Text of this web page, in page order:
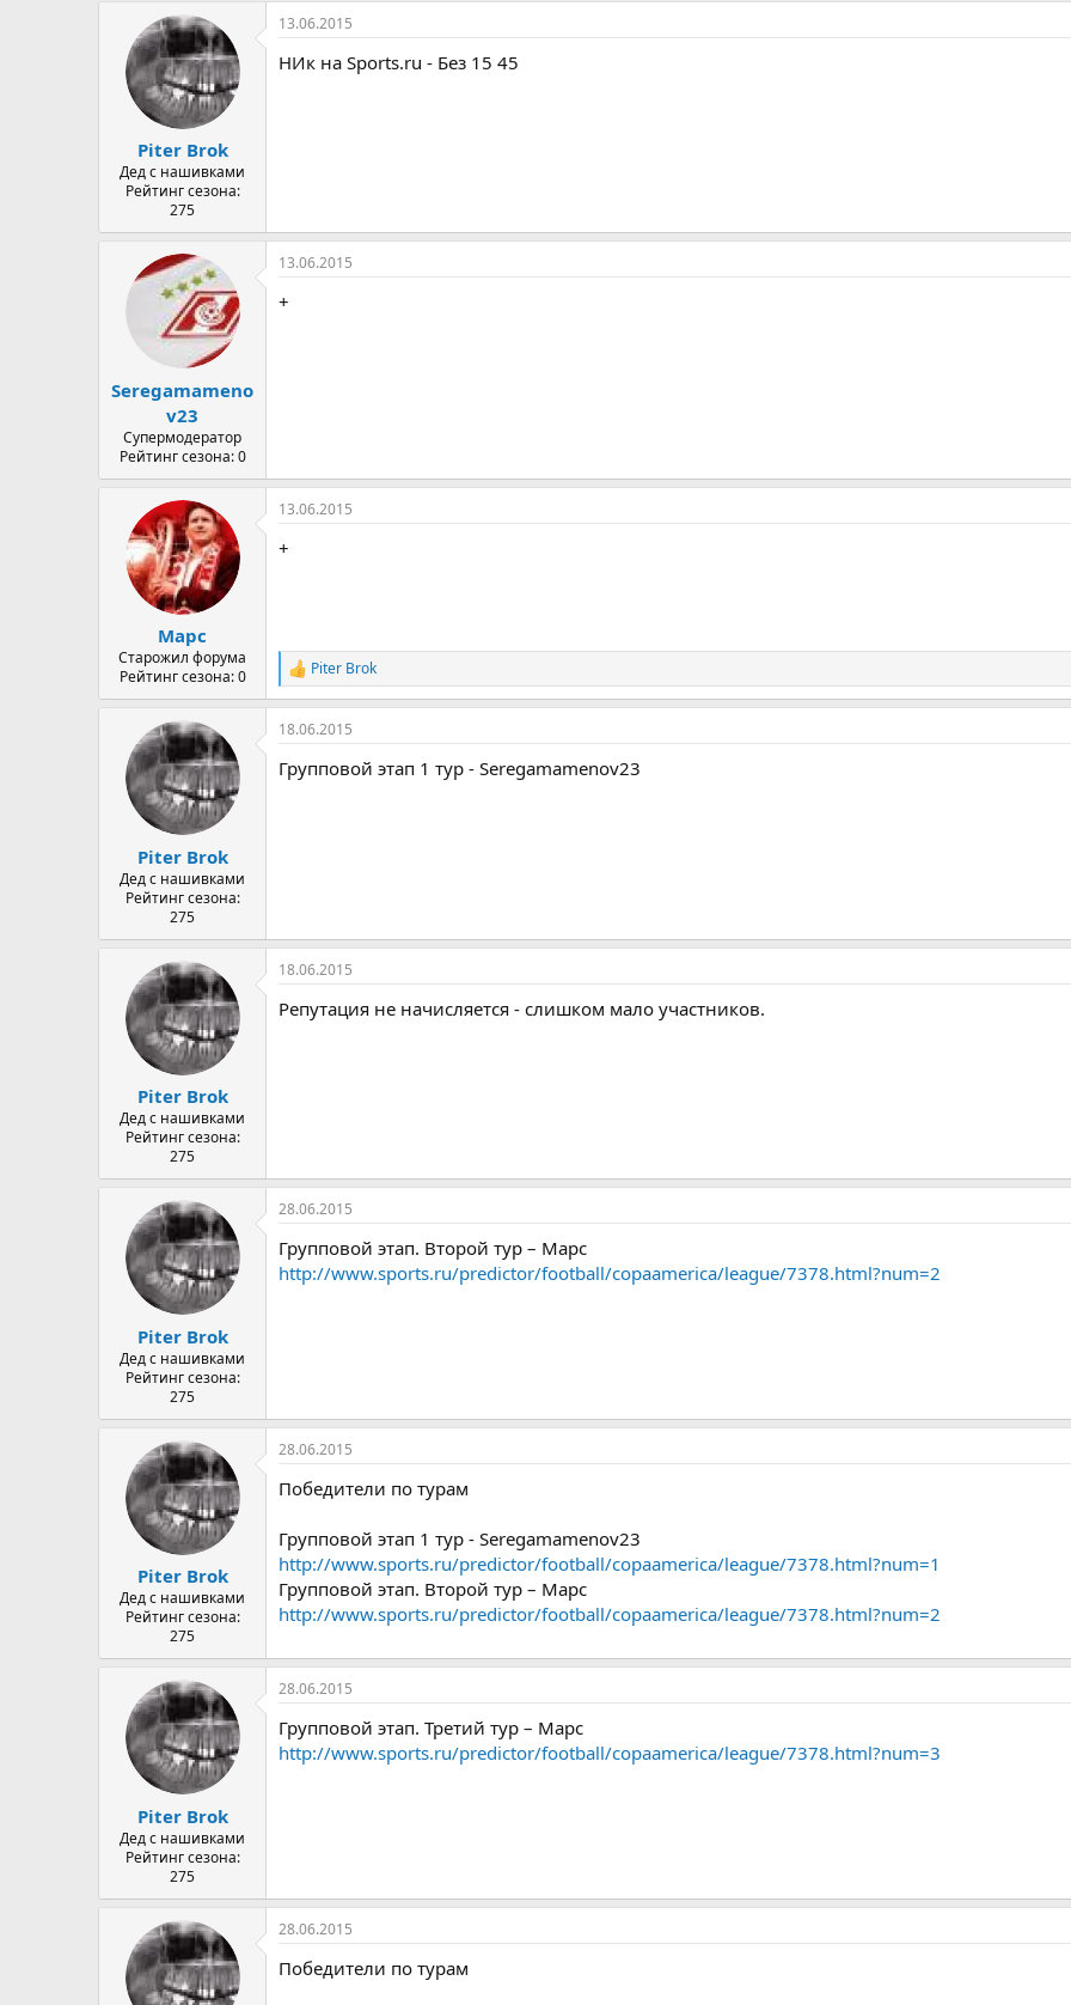
Piter Brok
Дед с нашивками
Рейтинг сезона:
275
13.06.2015
НИк на Sports.ru - Без 15 45
Seregamameno
v23
Супермодератор
Рейтинг сезона: 0
13.06.2015
+
Марс
Старожил форума
Рейтинг сезона: 0
13.06.2015
+
Р
е
а
к
и
Piter Brok
Piter Brok
Дед с нашивками
Рейтинг сезона:
275
18.06.2015
Групповой этап 1 тур - Seregamamenov23
Piter Brok
Дед с нашивками
Рейтинг сезона:
275
18.06.2015
Репутация не начисляется - слишком мало участников.
Piter Brok
Дед с нашивками
Рейтинг сезона:
275
28.06.2015
Групповой этап. Второй тур – Марс
http://www.sports.ru/predictor/football/copaamerica/league/7378.html?num=2
Piter Brok
Дед с нашивками
Рейтинг сезона:
275
28.06.2015
Победители по турам
Групповой этап 1 тур - Seregamamenov23
http://www.sports.ru/predictor/football/copaamerica/league/7378.html?num=1
Групповой этап. Второй тур – Марс
http://www.sports.ru/predictor/football/copaamerica/league/7378.html?num=2
Piter Brok
Дед с нашивками
Рейтинг сезона:
275
28.06.2015
Групповой этап. Третий тур – Марс
http://www.sports.ru/predictor/football/copaamerica/league/7378.html?num=3
28.06.2015
Победители по турам